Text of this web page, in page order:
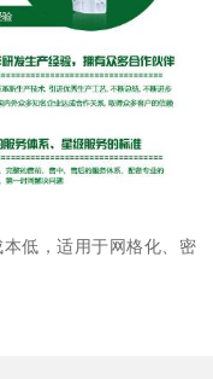
低，适用于网格化、密